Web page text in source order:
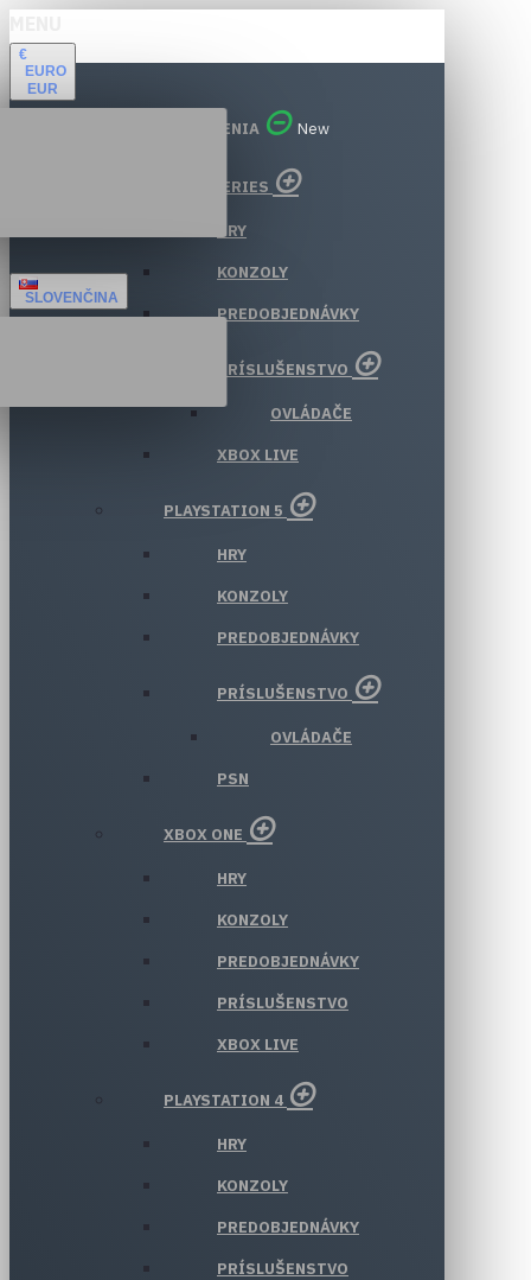
€
EURO
EUR
SLOVENČINA
VŠETKY ODDELENIA New
XBOX SERIES
HRY
KONZOLY
PREDOBJEDNÁVKY
PRÍSLUŠENSTVO
OVLÁDAČE
XBOX LIVE
PLAYSTATION 5
HRY
KONZOLY
PREDOBJEDNÁVKY
PRÍSLUŠENSTVO
OVLÁDAČE
PSN
XBOX ONE
HRY
KONZOLY
PREDOBJEDNÁVKY
PRÍSLUŠENSTVO
XBOX LIVE
PLAYSTATION 4
HRY
KONZOLY
PREDOBJEDNÁVKY
PRÍSLUŠENSTVO